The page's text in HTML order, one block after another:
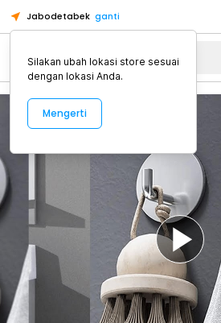
Jabodetabek ganti
Alat Kopi
Silakan ubah lokasi store sesuai
dengan lokasi Anda.
Mengerti